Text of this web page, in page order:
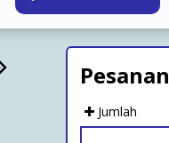
Pesanan
Jumlah